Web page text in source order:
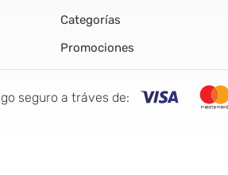
Categorías
Promociones
seguro a tráves de: